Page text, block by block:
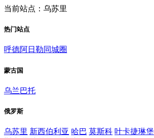
当前站点：乌苏里
热门站点
呼德阿日勒同城圈
蒙古国
乌兰巴托
俄罗斯
乌苏里 新西伯利亚 哈巴 莫斯科 叶卡捷琳堡